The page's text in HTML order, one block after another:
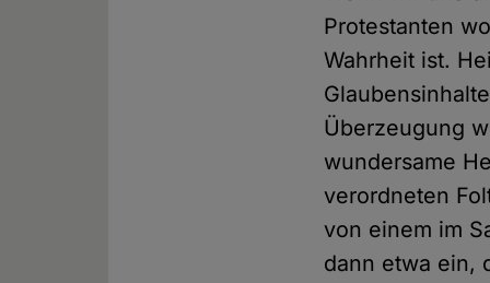
Protestanten
Wahrheit ist.
Überzeugung
wundersame
verordneten
von einem im
dann etwa ein,